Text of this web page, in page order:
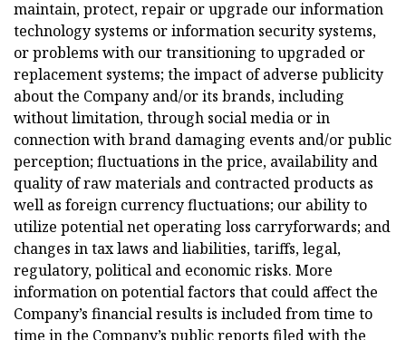
maintain, protect, repair or upgrade our information
technology systems or information security systems,
or problems with our transitioning to upgraded or
replacement systems; the impact of adverse publicity
about the Company and/or its brands, including
without limitation, through social media or in
connection with brand damaging events and/or public
perception; fluctuations in the price, availability and
quality of raw materials and contracted products as
well as foreign currency fluctuations; our ability to
utilize potential net operating loss carryforwards; and
changes in tax laws and liabilities, tariffs, legal,
regulatory, political and economic risks. More
information on potential factors that could affect the
Company’s financial results is included from time to
time in the Company’s public reports filed with the